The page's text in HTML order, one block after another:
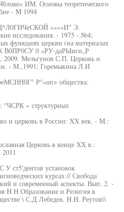
ИМ. Основы теоретического
- M 1994
««»«И" Э.
исследования. - 1975 - №4;
функциях церкви (на материалах
В0ПР0СУ 0 «РУ-даРЫиги„Р
2009. Мельгунов С.П. Церковь и
- М.,1991; Горемыкина Л.И
Р°«оп> общества:
~ структурных
и церковь в России: XX век. - M.:
Церковь в конце XX в.:
ст5'дентов установок
курсах // Свобода
и современный аспекты. Вып. 2. -
H H Образование и Религия в
\ С.Д Лебедев, H.H. Реутов\\